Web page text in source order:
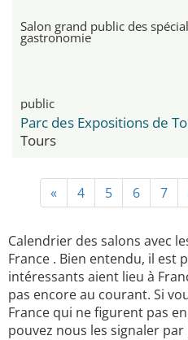
Salon grand public des
gastronomie
public
Parc des Expositions de
Tours
« 4 5 6 7
Calendrier des salons avec
France . Bien entendu, il est
intéressants aient lieu à
pas encore au courant. Si
France qui ne figurent pas
pouvez nous les signaler par